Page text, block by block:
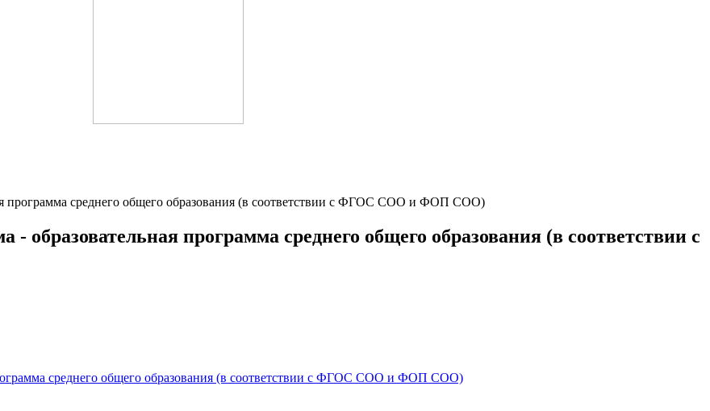
программа среднего общего образования (в соответствии с ФГОС СОО и ФОП СОО)
образовательная программа среднего общего образования (в соответствии с
среднего общего образования (в соответствии с ФГОС СОО и ФОП СОО)